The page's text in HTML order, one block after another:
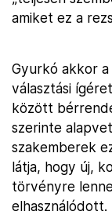
amiket ez a
Gyurkó akkor
választási
között
szerinte
szakemberek
látja, hogy új,
törvényre
elhasználódott.